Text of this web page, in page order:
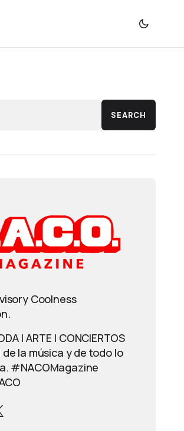
SEARCH
Coolness
| ARTE | CONCIERTOS
de la música y de todo lo
#NACOMagazine